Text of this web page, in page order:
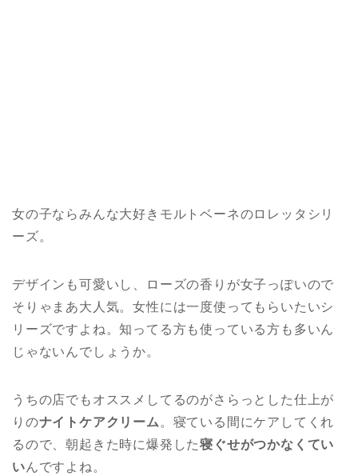
女の子ならみんな大好きモルトベーネのロレッタシリ
ーズ。
デザインも可愛いし、ローズの香りが女子っぽいので
そりゃまあ大人気。女性には一度使ってもらいたいシ
リーズですよね。知ってる方も使っている方も多いん
じゃないんでしょうか。
うちの店でもオススメしてるのがさらっとした仕上が
りのナイトケアクリーム。寝ている間にケアしてくれ
るので、朝起きた時に爆発した寝ぐせがつかなくてい
いんですよね。